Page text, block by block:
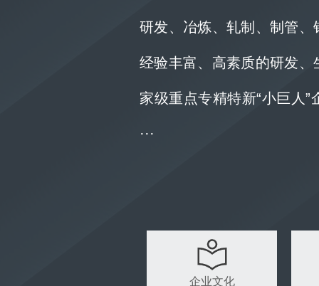
研发、冶炼、轧制、制管
经验丰富、高素质的研发
家级重点专精特新“小巨人
···
企业文化